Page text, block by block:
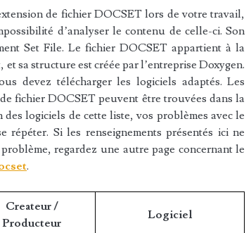
de fichier DOCSET lors de votre travail,
d’analyser le contenu de celle-ci. Son
Set File. Le fichier DOCSET appartient à la
sa structure est créée par l’entreprise Doxygen.
devez télécharger les logiciels adaptés. Les
fichier DOCSET peuvent être trouvées dans la
logiciels de cette liste, vos problèmes avec le
Si les renseignements présentés ici ne
regardez une autre page concernant le
.
Createur /
Producteur
Logiciel